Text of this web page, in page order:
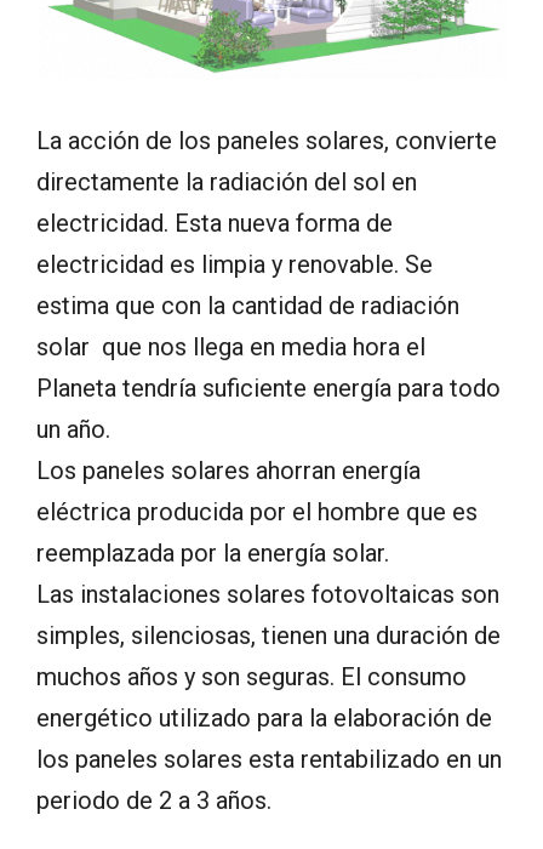
La acción de los paneles solares, convierte
directamente la radiación del sol en
electricidad. Esta nueva forma de
electricidad es limpia y renovable. Se
estima que con la cantidad de radiación
solar que nos llega en media hora el
Planeta tendría suficiente energía para todo
un año.
Los paneles solares ahorran energía
eléctrica producida por el hombre que es
reemplazada por la energía solar.
Las instalaciones solares fotovoltaicas son
simples, silenciosas, tienen una duración de
muchos años y son seguras. El consumo
energético utilizado para la elaboración de
los paneles solares esta rentabilizado en un
periodo de 2 a 3 años.